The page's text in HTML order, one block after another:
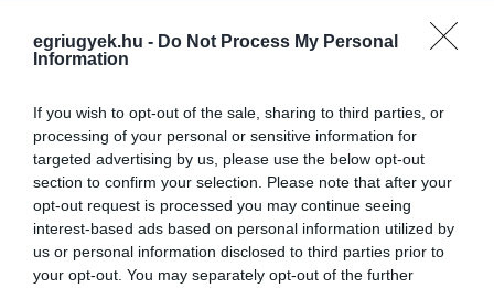
egriugyek.hu - Do Not Process My Personal
Information
If you wish to opt-out of the sale, sharing to third parties, or
processing of your personal or sensitive information for
targeted advertising by us, please use the below opt-out
section to confirm your selection. Please note that after your
opt-out request is processed you may continue seeing
interest-based ads based on personal information utilized by
us or personal information disclosed to third parties prior to
your opt-out. You may separately opt-out of the further
(Fotó: MTI)
Ne maradjon le a legfrissebb hírekről, kövessen
bennünket az EGRI ÜGYEK Google Hírek oldalán!